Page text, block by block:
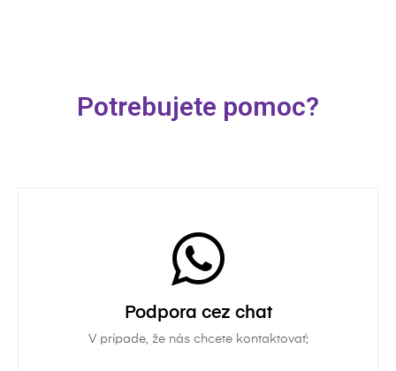
Potrebujete pomoc?
Podpora cez chat
V prípade, že nás chcete kontaktovať;